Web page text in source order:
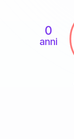
0
anni